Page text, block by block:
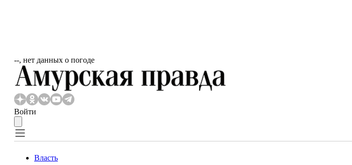
‐‐, нет данных о погоде
Войти
Власть